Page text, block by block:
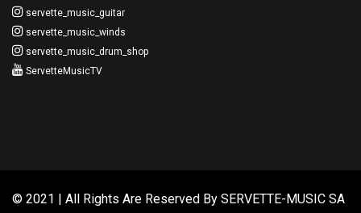
servette_music_guitar
servette_music_winds
servette_music_drum_shop
ServetteMusicTV
© 2021 | All Rights Are Reserved By SERVETTE-MUSIC SA